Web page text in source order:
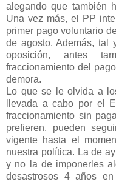
alegando que también
Una vez más, el PP
primer pago voluntario
de agosto. Además, tal
oposición, antes
fraccionamiento del
demora.
Lo que se le olvida a
llevada a cabo por el
fraccionamiento sin
prefieren, pueden
vigente hasta el
nuestra política. La de
y no la de imponerles
desastrosos 4 años